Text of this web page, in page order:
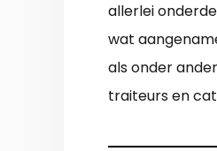
allerlei
wat
als onder
traiteurs en